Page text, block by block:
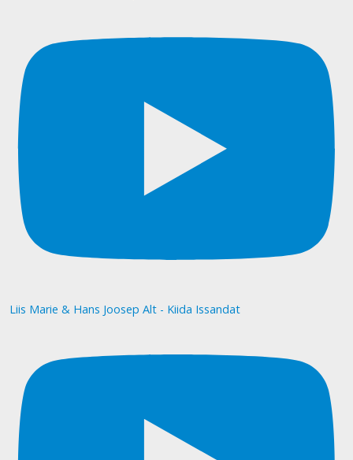
Liis Marie & Hans Joosep Alt - Kiida Issandat